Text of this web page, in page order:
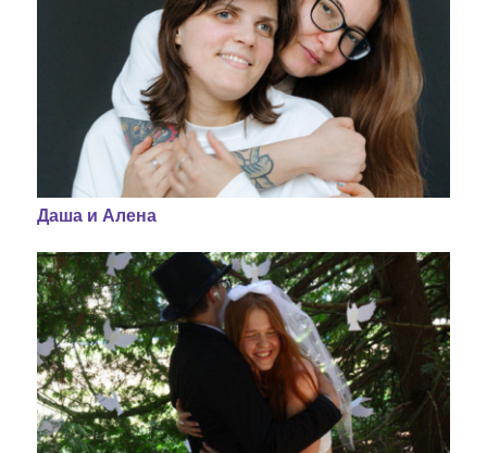
Даша и Алена